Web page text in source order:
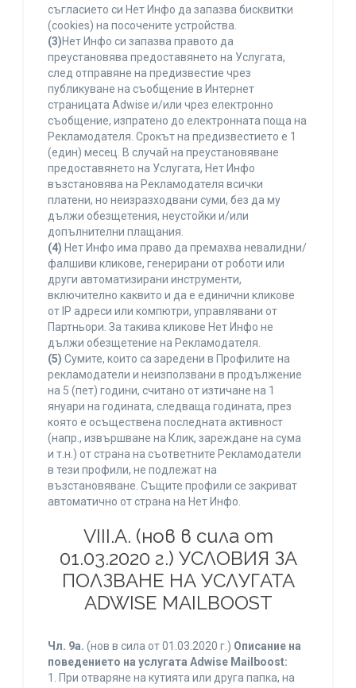
съгласието си Нет Инфо да запазва бисквитки
(cookies) на посочените устройства.
(3)Нет Инфо си запазва правото да
преустановява предоставянето на Услугата,
след отправяне на предизвестие чрез
публикуване на съобщение в Интернет
страницата Adwise и/или чрез електронно
съобщение, изпратено до електронната поща на
Рекламодателя. Срокът на предизвестието е 1
(един) месец. В случай на преустановяване
предоставянето на Услугата, Нет Инфо
възстановява на Рекламодателя всички
платени, но неизразходвани суми, без да му
дължи обезщетения, неустойки и/или
допълнителни плащания.
(4) Нет Инфо има право да премахва невалидни/
фалшиви кликове, генерирани от роботи или
други автоматизирани инструменти,
включително каквито и да е единични кликове
от IP адреси или компютри, управлявани от
Партньори. За такива кликове Нет Инфо не
дължи обезщетение на Рекламодателя.
(5) Сумите, които са заредени в Профилите на
рекламодатели и неизползвани в продължение
на 5 (пет) години, считано от изтичане на 1
януари на годината, следваща годината, през
която е осъществена последната активност
(напр., извършване на Клик, зареждане на сума
и т.н.) от страна на съответните Рекламодатели
в тези профили, не подлежат на
възстановяване. Същите профили се закриват
автоматично от страна на Нет Инфо.
VIII.A. (нов в сила от
01.03.2020 г.) УСЛОВИЯ ЗА
ПОЛЗВАНЕ НА УСЛУГАТА
ADWISE MAILBOOST
Чл. 9а. (нов в сила от 01.03.2020 г.) Описание на
поведението на услугата Adwise Mailboost:
1. При отваряне на кутията или друга папка, на